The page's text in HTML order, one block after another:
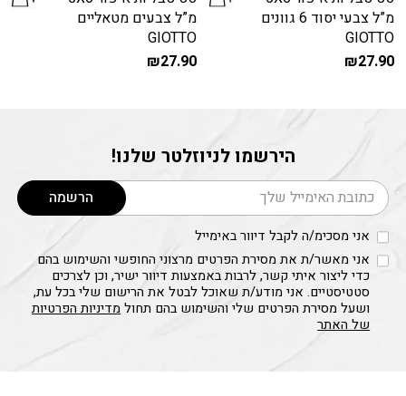
מ”ל צבעי יסוד 6 גוונים
GIOTTO
₪27.90
מ”ל צבעים מטאליים
GIOTTO
₪27.90
הירשמו לניוזלטר שלנו!
דוא׳׳ל הרשמה
אני מסכימ/ה לקבל דיוור באימייל
אני מאשר/ת את מסירת הפרטים מרצוני החופשי והשימוש בהם
כדי ליצור איתי קשר, לרבות באמצעות דיוור ישיר, וכן לצרכים
סטטיסטיים. אני מודע/ת שאוכל לבטל את הרישום שלי בכל עת,
ושעל מסירת הפרטים שלי והשימוש בהם תחולמדיניות הפרטיות
של האתר